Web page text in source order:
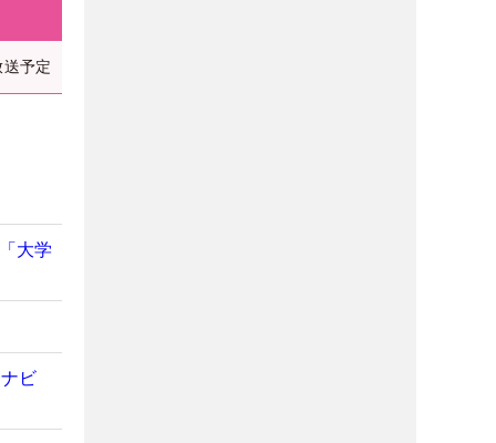
予定
大学
ビ